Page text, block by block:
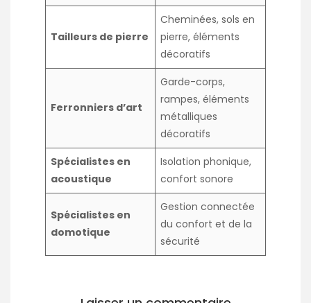
Tailleurs de pierre
Cheminées, sols en
pierre, éléments
décoratifs
Ferronniers d’art
Garde-corps,
rampes, éléments
métalliques
décoratifs
Spécialistes en
acoustique
Isolation phonique,
confort sonore
Spécialistes en
domotique
Gestion connectée
du confort et de la
sécurité